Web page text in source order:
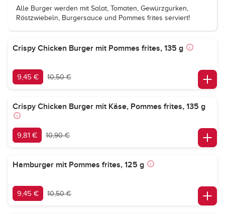
Alle Burger werden mit Salat, Tomaten, Gewürzgurken,
Röstzwiebeln, Burgersauce und Pommes frites serviert!
Crispy Chicken Burger mit Pommes frites, 135 g
9,45 € 10,50 €
Crispy Chicken Burger mit Käse, Pommes frites, 135 g
9,81 € 10,90 €
Hamburger mit Pommes frites, 125 g
9,45 € 10,50 €